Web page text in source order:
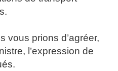
vous prions d’agréer,
l’expression de